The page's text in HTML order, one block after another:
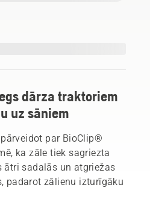
dārza traktoriem
uz sāniem
par BioClip®
ka zāle tiek sagriezta
ātri sadalās un atgriežas
padarot zālienu izturīgāku